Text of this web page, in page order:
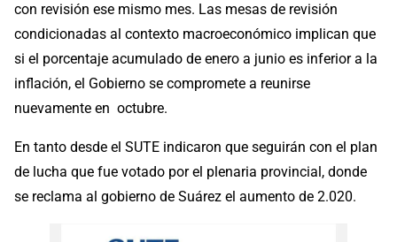
con revisión ese mismo mes. Las mesas de revisión
condicionadas al contexto macroeconómico implican que
si el porcentaje acumulado de enero a junio es inferior a la
inflación, el Gobierno se compromete a reunirse
nuevamente en octubre.
En tanto desde el SUTE indicaron que seguirán con el plan
de lucha que fue votado por el plenaria provincial, donde
se reclama al gobierno de Suárez el aumento de 2.020.